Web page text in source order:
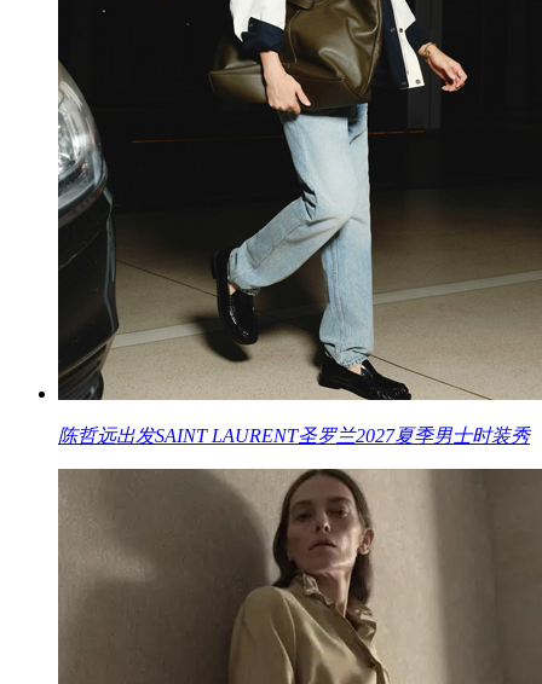
陈哲远出发SAINT LAURENT圣罗兰2027夏季男士时装秀